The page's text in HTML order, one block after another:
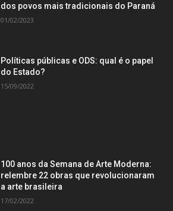
dos povos mais tradicionais do Paraná
01/02/2023
Políticas públicas e ODS: qual é o papel
do Estado?
15/09/2022
100 anos da Semana de Arte Moderna:
relembre 22 obras que revolucionaram
a arte brasileira
17/02/2022